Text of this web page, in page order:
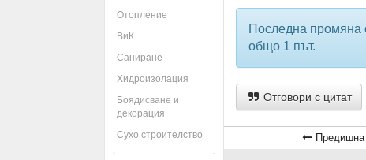
Отопление
ВиК
Саниране
Хидроизолация
Боядисване и
декорация
Сухо строителство
Последна промяна
общо 1 път.
Отговори с цитат
Предишна